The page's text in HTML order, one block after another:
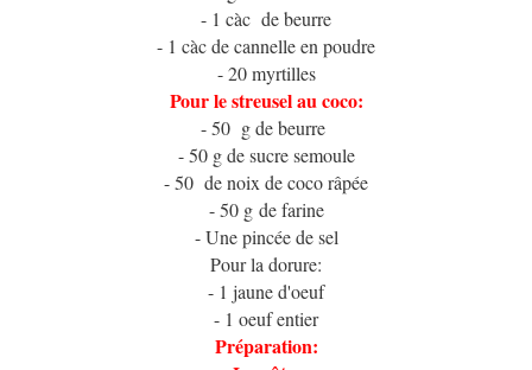
- 1 càc de beurre
- 1 càc de cannelle en poudre
- 20 myrtilles
Pour le streusel au coco:
- 50 g de beurre
- 50 g de sucre semoule
- 50 de noix de coco râpée
- 50 g de farine
- Une pincée de sel
Pour la dorure:
- 1 jaune d'oeuf
- 1 oeuf entier
Préparation: